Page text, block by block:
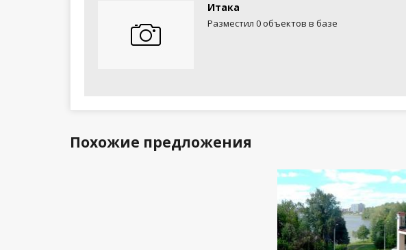
Итака
Разместил 0 объектов в базе
Похожие предложения